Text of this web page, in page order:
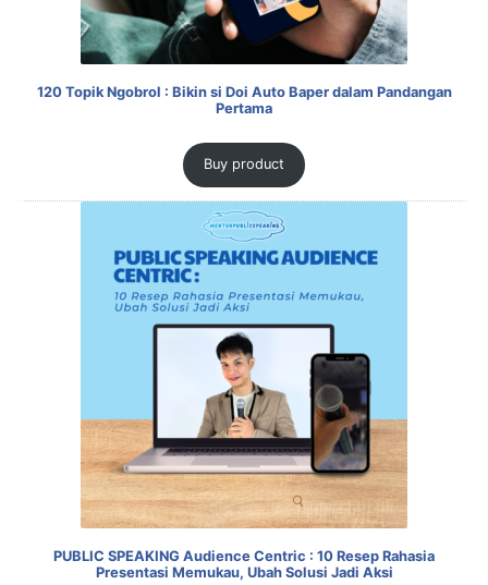
120 Topik Ngobrol : Bikin si Doi Auto Baper dalam Pandangan
Pertama
Buy product
PUBLIC SPEAKING Audience Centric : 10 Resep Rahasia
Presentasi Memukau, Ubah Solusi Jadi Aksi